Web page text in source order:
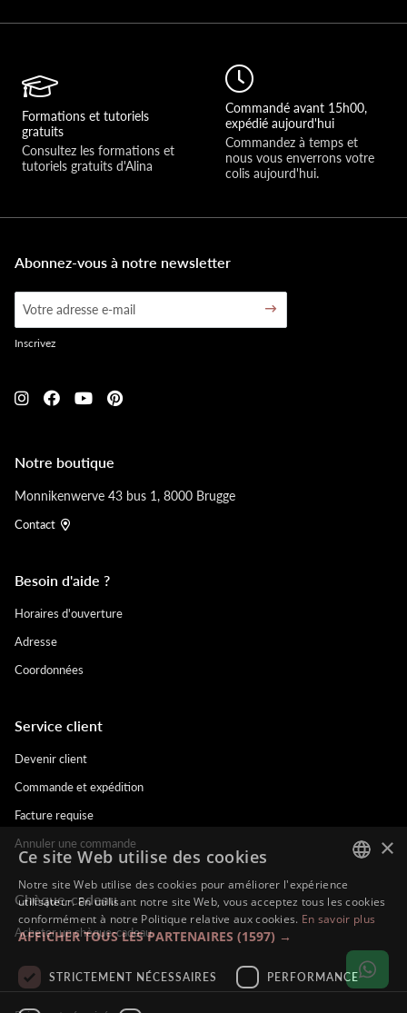
Formations et tutoriels
gratuits
Consultez les formations et
tutoriels gratuits d'Alina
Commandé avant 15h00,
expédié aujourd'hui
Commandez à temps et
nous vous enverrons votre
colis aujourd'hui.
Notre boutique
Monnikenwerve 43 bus 1, 8000 Brugge
Contact
Besoin d'aide ?
Horaires d'ouverture
Adresse
Coordonnées
Service client
Devenir client
Commande et expédition
Facture requise
Annuler une commande
Chèque-cadeau
Acheter un chèque-cadeau
Abonnez-vous à notre newsletter
Inscrivez
DUTCH
ENGLISH
FRENCH
GERMAN
×
Ce site Web utilise des cookies
Notre site Web utilise des cookies pour améliorer l'expérience
utilisateur. En utilisant notre site Web, vous acceptez tous les cookies
conformément à notre Politique relative aux cookies. En savoir plus
AFFICHER TOUS LES PARTENAIRES (1597) →
STRICTEMENT NÉCESSAIRES PERFORMANCE